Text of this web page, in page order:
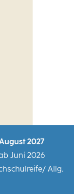
2027
Juni 2026
Allg.